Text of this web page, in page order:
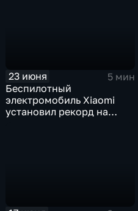
23 июня
5 мин
Беспилотный
электромобиль Xiaomi
установил рекорд на